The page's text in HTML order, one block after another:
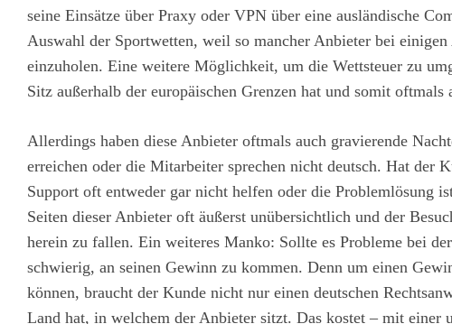
seine Einsätze über Praxy oder VPN über eine ausländische
Auswahl der Sportwetten, weil so mancher Anbieter bei
einzuholen. Eine weitere Möglichkeit, um die Wettsteuer zu
Sitz außerhalb der europäischen Grenzen hat und somit
Allerdings haben diese Anbieter oftmals auch gravierende
erreichen oder die Mitarbeiter sprechen nicht deutsch. Hat der
Support oft entweder gar nicht helfen oder die Problemlösung
Seiten dieser Anbieter oft äußerst unübersichtlich und der
herein zu fallen. Ein weiteres Manko: Sollte es Probleme bei
schwierig, an seinen Gewinn zu kommen. Denn um einen
können, braucht der Kunde nicht nur einen deutschen
Land hat, in welchem der Anbieter sitzt. Das kostet – mit einer